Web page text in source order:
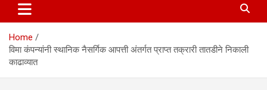
Home
विमा कंपन्यांनी स्थानिक नैसर्गिक आपत्ती अंतर्गत प्राप्त तक्रारी तातडीने निकाली
काढाव्यात